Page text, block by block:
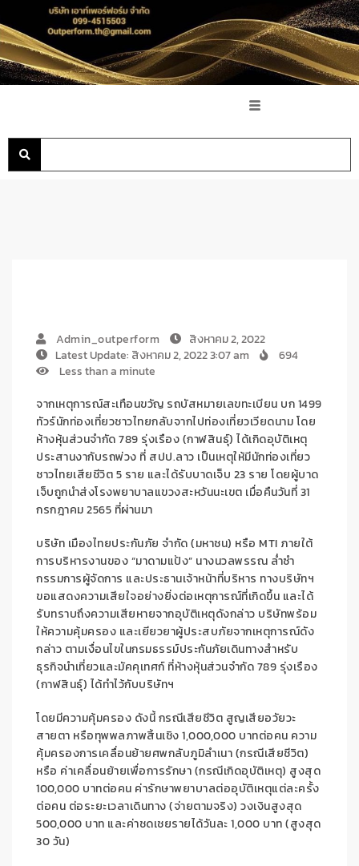
Admin_outperform
สิงหาคม 2, 2022
Latest Update: สิงหาคม 2, 2022 3:07 am
694
Less than a minute
จากเหตุการณ์สะเทือนขวัญ รถบัสหมายเลขทะเบียน บก 1499
ทัวร์นักท่องเที่ยวชาวไทยกลับจากไปท่องเที่ยวเวียดนาม โดย
ห้างหุ้นส่วนจำกัด 789 รุ่งเรือง (กาฬสินธุ์) ได้เกิดอุบัติเหตุ
ประสานงากับรถพ่วง ที่ สปป.ลาว เป็นเหตุให้มีนักท่องเที่ยว
ชาวไทยเสียชีวิต 5 ราย และได้รับบาดเจ็บ 23 ราย โดยผู้บาด
เจ็บถูกนำส่งโรงพยาบาลแขวงสะหวันนะเขต เมื่อคืนวันที่ 31
กรกฎาคม 2565 ที่ผ่านมา
บริษัท เมืองไทยประกันภัย จำกัด (มหาชน) หรือ MTI ภายใต้
การบริหารงานของ “มาดามแป้ง” นางนวลพรรณ ล่ำซำ
กรรมการผู้จัดการ และประธานเจ้าหน้าที่บริหาร ทางบริษัทฯ
ขอแสดงความเสียใจอย่างยิ่งต่อเหตุการณ์ที่เกิดขึ้น และได้
รับทราบถึงความเสียหายจากอุบัติเหตุดังกล่าว บริษัทพร้อม
ให้ความคุ้มครอง และเยียวยาผู้ประสบภัยจากเหตุการณ์ดัง
กล่าว ตามเงื่อนไขในกรมธรรม์ประกันภัยเดินทางสำหรับ
ธุรกิจนำเที่ยวและมัคคุเทศก์ ที่ห้างหุ้นส่วนจำกัด 789 รุ่งเรือง
(กาฬสินธุ์) ได้ทำไว้กับบริษัทฯ
โดยมีความคุ้มครอง ดังนี้ กรณีเสียชีวิต สูญเสียอวัยวะ
สายตา หรือทุพพลภาพสิ้นเชิง 1,000,000 บาทต่อคน ความ
คุ้มครองการเคลื่อนย้ายศพกลับภูมิลำเนา (กรณีเสียชีวิต)
หรือ ค่าเคลื่อนย้ายเพื่อการรักษา (กรณีเกิดอุบัติเหตุ) สูงสุด
100,000 บาทต่อคน ค่ารักษาพยาบาลต่ออุบัติเหตุแต่ละครั้ง
ต่อคน ต่อระยะเวลาเดินทาง (จ่ายตามจริง) วงเงินสูงสุด
500,000 บาท และค่าชดเชยรายได้วันละ 1,000 บาท (สูงสุด
30 วัน)